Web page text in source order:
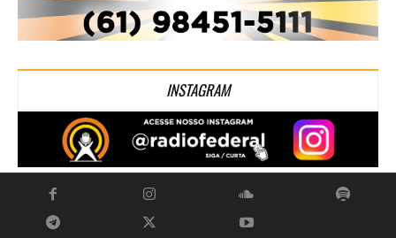
INSTAGRAM